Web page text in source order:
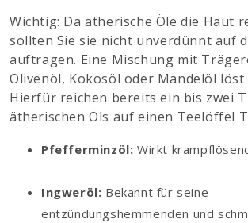
Wichtig: Da ätherische Öle die Haut
sollten Sie sie nicht unverdünnt auf
auftragen. Eine Mischung mit
Olivenöl, Kokosöl oder Mandelöl löst
Hierfür reichen bereits ein bis zwei
ätherischen Öls auf einen Teelöffel
Pfefferminzöl: Wirkt
Ingweröl: Bekannt für seine
entzündungshemmenden und